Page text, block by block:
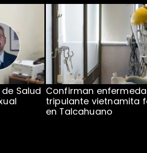
Salud Confirman
tripulante vietnamita
en Talcahuano